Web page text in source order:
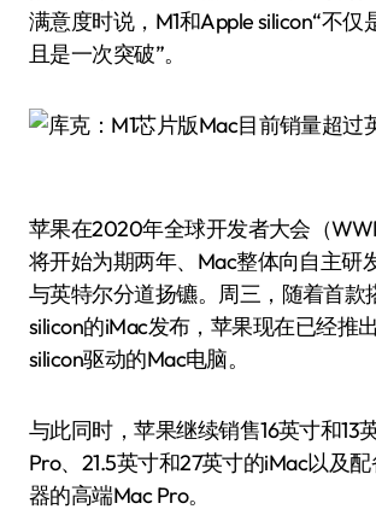
满意度时说，M1和Apple silicon“不仅
且是一次突破”。
苹果在2020年全球开发者大会（
将开始为期两年、Mac整体向自主研
与英特尔分道扬镳。周三，随着首款
silicon的iMac发布，苹果现在已经推
silicon驱动的Mac电脑。
与此同时，苹果继续销售16英寸和13
Pro、21.5英寸和27英寸的iMac以及
器的高端Mac Pro。